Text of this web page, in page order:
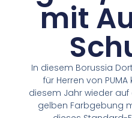
mit
In diesem Borussia
für Herren von
diesem Jahr wieder
gelben Farbgebung